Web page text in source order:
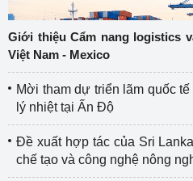
Giới thiệu Cẩm nang logistics
Việt Nam - Mexico
Mời tham dự triển lãm quốc
lý nhiệt tại Ấn Độ
Đề xuất hợp tác của Sri
chế tạo và công nghệ nông